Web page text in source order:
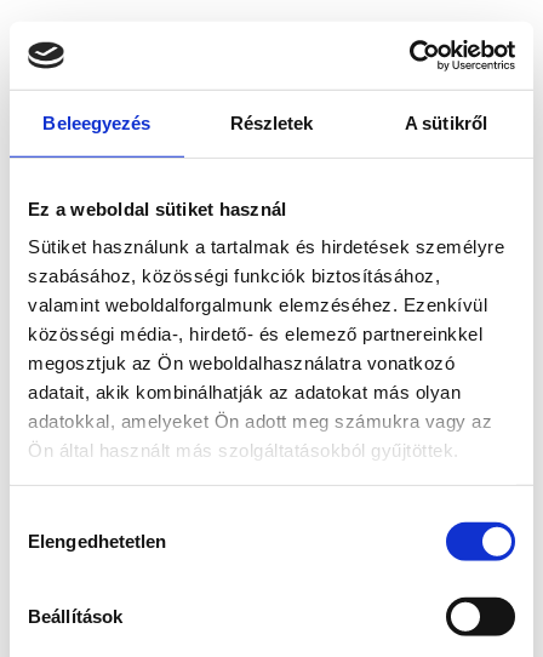
Beleegyezés Részletek A sütikről
Ez a weboldal sütiket használ
Sütiket használunk a tartalmak és hirdetések személyre
szabásához, közösségi funkciók biztosításához,
valamint weboldalforgalmunk elemzéséhez. Ezenkívül
közösségi média-, hirdető- és elemező partnereinkkel
megosztjuk az Ön weboldalhasználatra vonatkozó
adatait, akik kombinálhatják az adatokat más olyan
adatokkal, amelyeket Ön adott meg számukra vagy az
Ön által használt más szolgáltatásokból gyűjtöttek.
kiválasztása
Elengedhetetlen
Beállítások
loadingwww.bicapp.hu
(see the browser console for more